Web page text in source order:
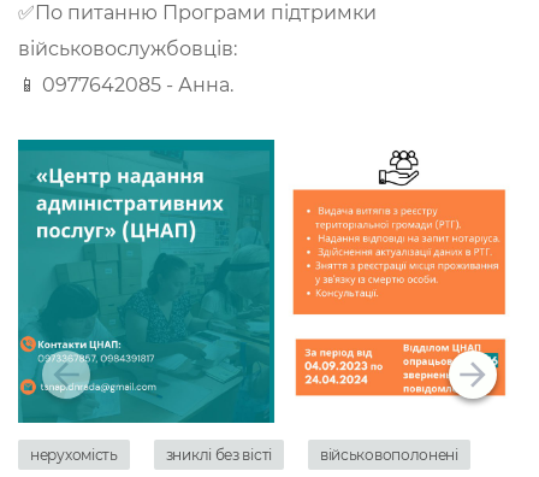
✅По питанню Програми підтримки
військовослужбовців:
📱 0977642085 - Анна.
нерухомість зниклі без вісті військовополонені